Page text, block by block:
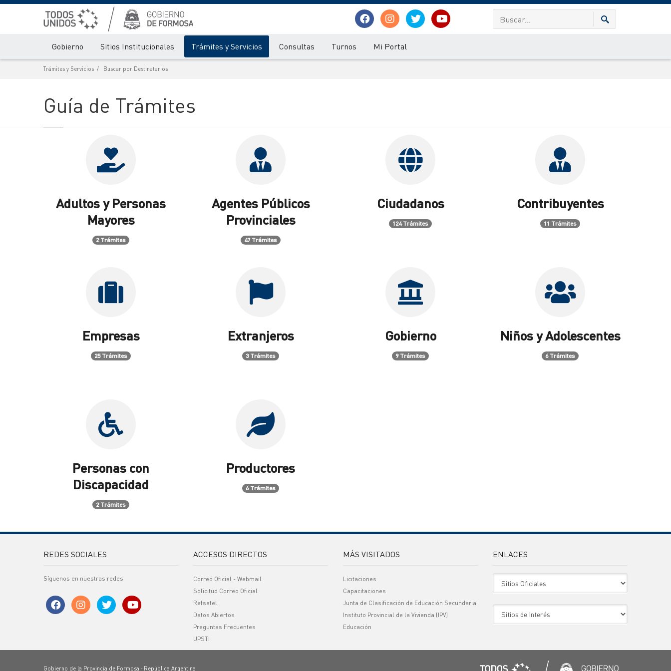
Gobierno Sitios Institucionales Trámites y Servicios Consultas Turnos Mi Portal
Trámites y Servicios Buscar por Destinatarios
Guía de Trámites
Adultos y Personas
Mayores
2 Trámites
Agentes Públicos
Provinciales
47 Trámites
Ciudadanos
124 Trámites
Contribuyentes
11 Trámites
Empresas
25 Trámites
Extranjeros
3 Trámites
Gobierno
9 Trámites
Niños y Adolescentes
6 Trámites
Personas con
Discapacidad
2 Trámites
Productores
6 Trámites
REDES SOCIALES
Síguenos en nuestras redes
ACCESOS DIRECTOS
Correo Oficial - Webmail
Solicitud Correo Oficial
Refsatel
Datos Abiertos
Preguntas Frecuentes
UPSTI
MÁS VISITADOS
Licitaciones
Capacitaciones
Junta de Clasificación de Educación Secundaria
Instituto Provincial de la Vivienda (IPV)
Educación
ENLACES
Gobierno de la Provincia de Formosa · República Argentina